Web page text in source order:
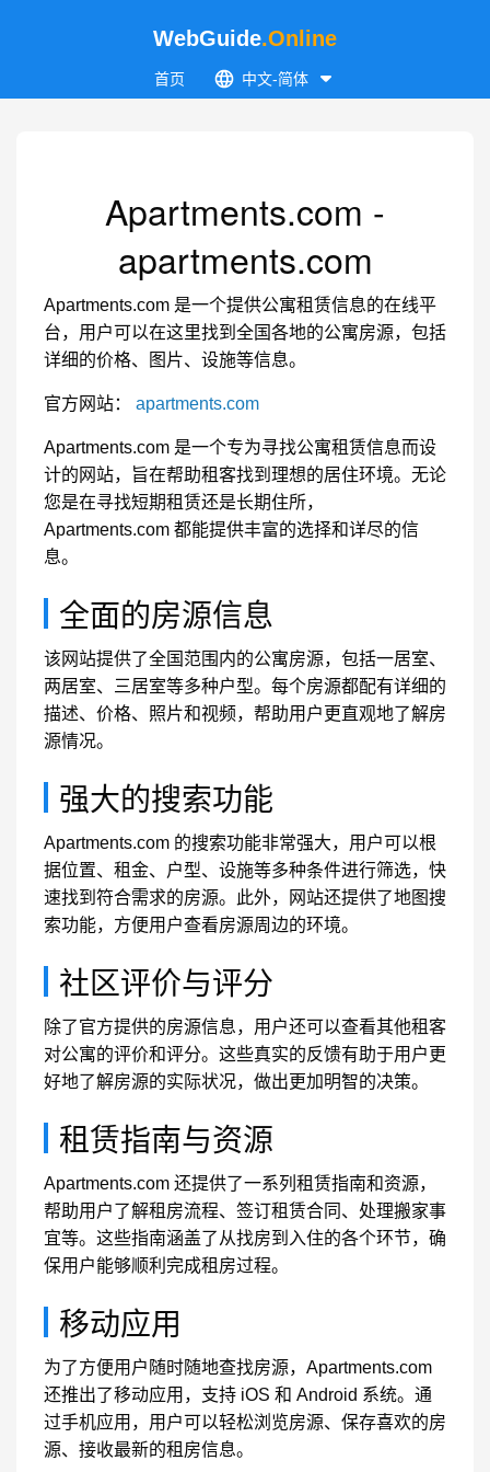
WebGuide.Online
首页 中文-简体
Apartments.com -
apartments.com
Apartments.com 是一个提供公寓租赁信息的在线平
台，用户可以在这里找到全国各地的公寓房源，包括
详细的价格、图片、设施等信息。
官方网站： apartments.com
Apartments.com 是一个专为寻找公寓租赁信息而设
计的网站，旨在帮助租客找到理想的居住环境。无论
您是在寻找短期租赁还是长期住所，
Apartments.com 都能提供丰富的选择和详尽的信
息。
全面的房源信息
该网站提供了全国范围内的公寓房源，包括一居室、
两居室、三居室等多种户型。每个房源都配有详细的
描述、价格、照片和视频，帮助用户更直观地了解房
源情况。
强大的搜索功能
Apartments.com 的搜索功能非常强大，用户可以根
据位置、租金、户型、设施等多种条件进行筛选，快
速找到符合需求的房源。此外，网站还提供了地图搜
索功能，方便用户查看房源周边的环境。
社区评价与评分
除了官方提供的房源信息，用户还可以查看其他租客
对公寓的评价和评分。这些真实的反馈有助于用户更
好地了解房源的实际状况，做出更加明智的决策。
租赁指南与资源
Apartments.com 还提供了一系列租赁指南和资源，
帮助用户了解租房流程、签订租赁合同、处理搬家事
宜等。这些指南涵盖了从找房到入住的各个环节，确
保用户能够顺利完成租房过程。
移动应用
为了方便用户随时随地查找房源，Apartments.com
还推出了移动应用，支持 iOS 和 Android 系统。通
过手机应用，用户可以轻松浏览房源、保存喜欢的房
源、接收最新的租房信息。